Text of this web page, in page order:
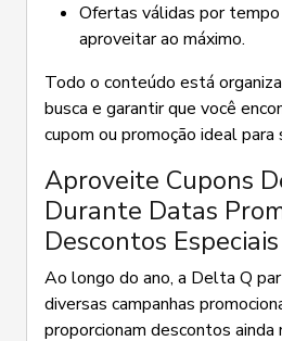
Ofertas válidas por
aproveitar ao máximo.
Todo o conteúdo está
busca e garantir que você
cupom ou promoção ideal para
Aproveite Cupons
Durante Datas
Descontos Especiais
Ao longo do ano, a Delta Q
diversas campanhas
proporcionam descontos ainda